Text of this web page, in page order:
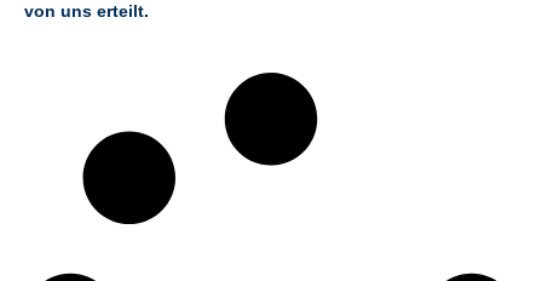
von uns erteilt.